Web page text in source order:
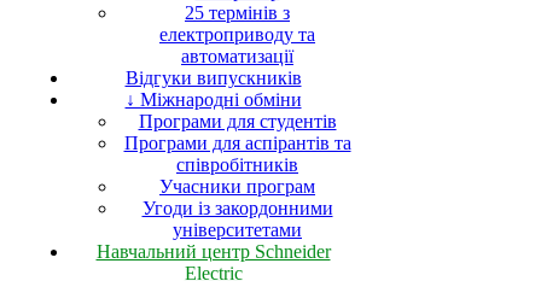
25 термінів з
електроприводу та
автоматизації
Відгуки випускників
↓ Міжнародні обміни
Програми для студентів
Програми для аспірантів та
співробітників
Учасники програм
Угоди із закордонними
університетами
Навчальний центр Schneider
Electric